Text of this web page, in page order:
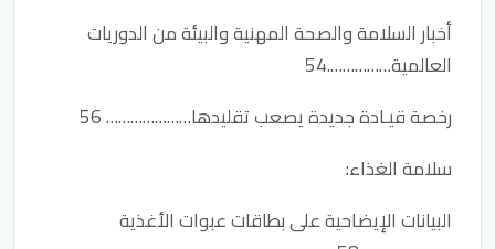
أخبار السلامة والصحة المهنية والبيئة من الدوريات
العالمية…………….54
رخصة قيـادة جديدة يصعب تقليدها………………… 56
سلامة الغذاء:
البيانات الإيضاحية على بطاقات عبوات الأغذية